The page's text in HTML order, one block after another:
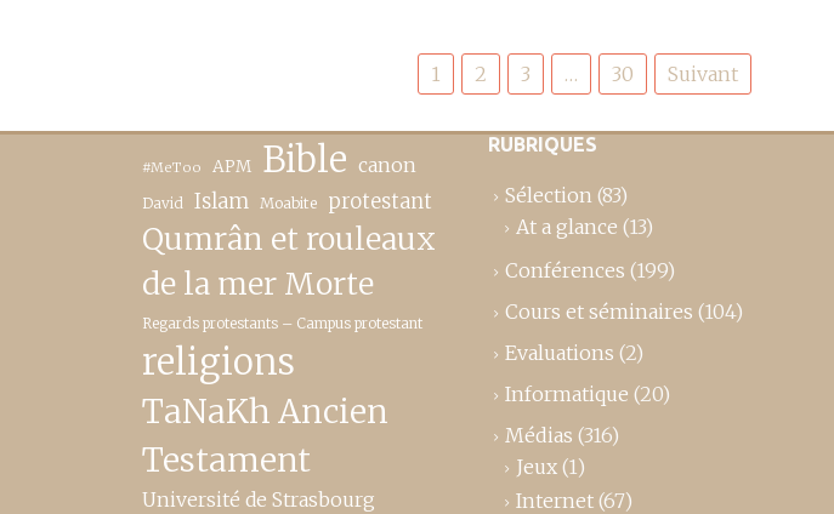
1 2 3 … 30 Suivant
#MeToo APM Bible canon
David Islam Moabite protestant
Qumrân et rouleaux
de la mer Morte
Regards protestants – Campus protestant
religions
TaNaKh Ancien
Testament
Université de Strasbourg
RUBRIQUES
Sélection (83)
At a glance (13)
Conférences (199)
Cours et séminaires (104)
Evaluations (2)
Informatique (20)
Médias (316)
Jeux (1)
Internet (67)